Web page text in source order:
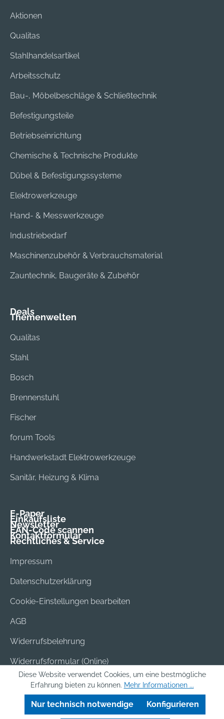
Aktionen
Qualitas
Stahlhandelsartikel
Arbeitsschutz
Bau-, Möbelbeschläge & Schließtechnik
Befestigungsteile
Betriebseinrichtung
Chemische & Technische Produkte
Dübel & Befestigungssysteme
Elektrowerkzeuge
Hand- & Messwerkzeuge
Industriebedarf
Maschinenzubehör & Verbrauchsmaterial
Zauntechnik, Baugeräte & Zubehör
Deals
Themenwelten
Qualitas
Stahl
Bosch
Brennenstuhl
Fischer
forum Tools
Handwerkstadt Elektrowerkzeuge
Sanitär, Heizung & Klima
E-Paper
Einkaufsliste
Newsletter
EAN-Code scannen
Kontaktformular
Rechtliches & Service
Impressum
Datenschutzerklärung
Cookie-Einstellungen bearbeiten
AGB
Widerrufsbelehrung
Widerrufsformular (Online)
Versand & Bezahlung
Batterieentsorgung
Diese Website verwendet Cookies, um eine bestmögliche
Erfahrung bieten zu können. Mehr Informationen ...
Nur technisch notwendige Konfigurieren